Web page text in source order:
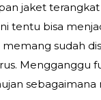
jaket
tentu bisa
memang sudah
Mengganggu
sebagaimana